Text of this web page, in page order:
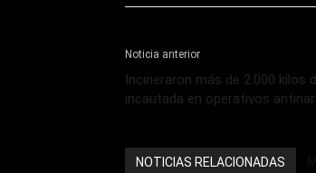
Noticia anterior
Incineraron más de 2.000 kilos
incautada en operativos
NOTICIAS RELACIONADAS